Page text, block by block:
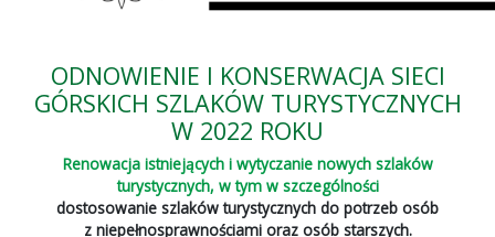
ODNOWIENIE I KONSERWACJA SIECI
GÓRSKICH SZLAKÓW TURYSTYCZNYCH
W 2022 ROKU
Renowacja istniejących i wytyczanie nowych szlaków
turystycznych, w tym w szczególności
dostosowanie szlaków turystycznych do potrzeb osób
z niepełnosprawnościami oraz osób starszych.